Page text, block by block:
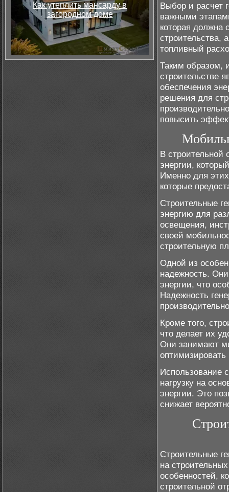
Как утеплить мансарду в
загородном доме
Выбор и расчет
важными
которая должна
строительства,
топливный
Таким образом,
строительстве
обеспечения
решения для
повысить
В строительной
энергии,
Именно для
которые
Строительные
энергию для
освещения,
своей
строительную
Одной из
надежность.
энергии, что
Надежность
Кроме того,
что делает их
Они занимают
Использование
нагрузку на
энергии. Это
снижает
Строительные
на
особенностей,
строительной